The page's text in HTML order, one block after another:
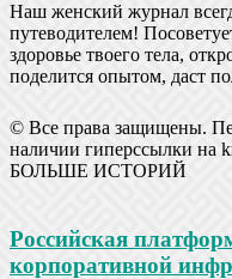
Наш женский журнал
путеводителем!
здоровье твоего тела,
поделится опытом, даст
© Все права защищены.
наличии гиперссылки на
БОЛЬШЕ ИСТОРИЙ
Российская
корпоративной